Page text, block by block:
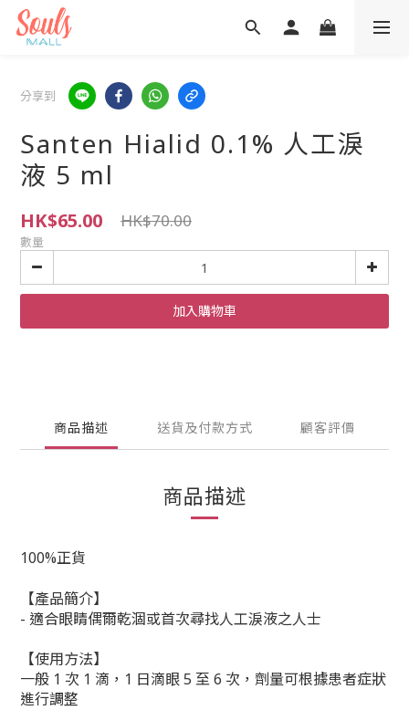
分享到
Santen Hialid 0.1% 人工淚
液 5 ml
HK$65.00 HK$70.00
數量
加入購物車
商品描述 送貨及付款方式 顧客評價
商品描述
100%正貨
【產品簡介】
- 適合眼睛偶爾乾涸或首次尋找人工淚液之人士
【使用方法】
一般 1 次 1 滴，1 日滴眼 5 至 6 次，劑量可根據患者症狀
進行調整